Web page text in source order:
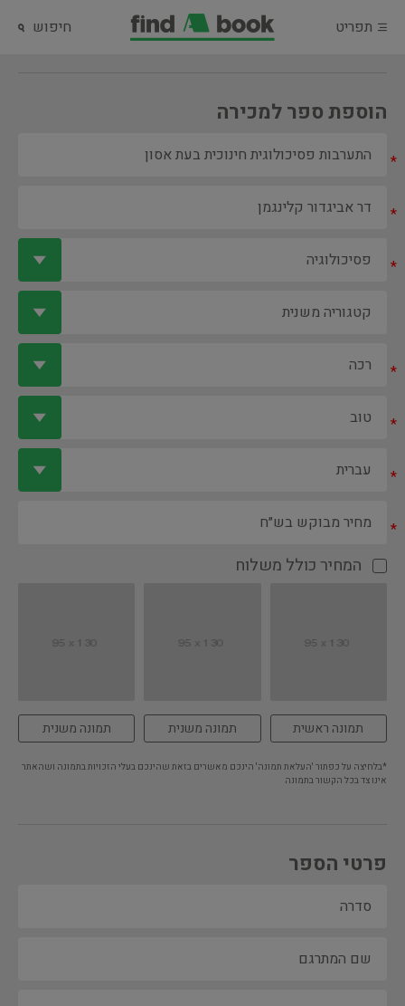
תפריט חיפוש
הוספת ספר למכירה
*
*
*
*
*
*
*
המחיר כולל משלוח
תמונה ראשית תמונה משנית תמונה משנית
*בלחיצה על כפתור 'העלאת תמונה' הינכם מאשרים בזאת שהינכם בעלי הזכויות בתמונה ושהאתר
אינו צד בכל הקשור בתמונה
פרטי הספר